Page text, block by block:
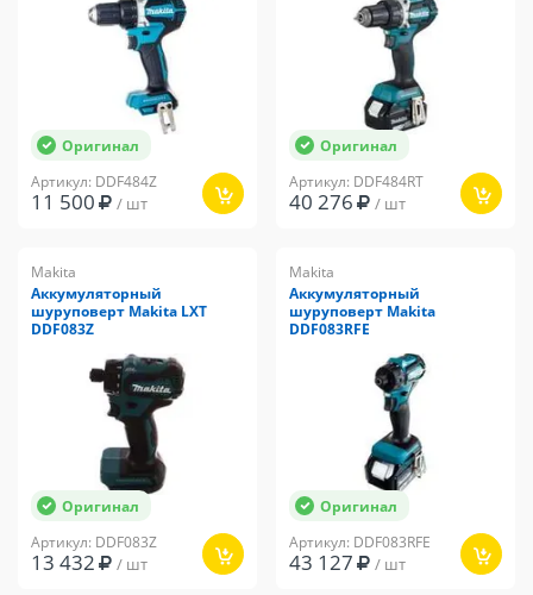
Оригинал
Артикул: DDF484Z
11 500 / шт
Оригинал
Артикул: DDF484RT
40 276 / шт
Makita
Аккумуляторный
шуруповерт Makita LXT
DDF083Z
Оригинал
Артикул: DDF083Z
13 432 / шт
Makita
Аккумуляторный
шуруповерт Makita
DDF083RFE
Оригинал
Артикул: DDF083RFE
43 127 / шт